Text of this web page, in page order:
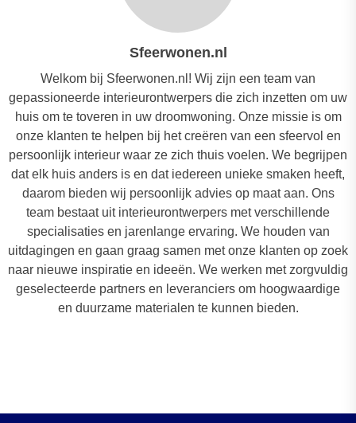
Sfeerwonen.nl
Welkom bij Sfeerwonen.nl! Wij zijn een team van
gepassioneerde interieurontwerpers die zich inzetten om uw
huis om te toveren in uw droomwoning. Onze missie is om
onze klanten te helpen bij het creëren van een sfeervol en
persoonlijk interieur waar ze zich thuis voelen. We begrijpen
dat elk huis anders is en dat iedereen unieke smaken heeft,
daarom bieden wij persoonlijk advies op maat aan. Ons
team bestaat uit interieurontwerpers met verschillende
specialisaties en jarenlange ervaring. We houden van
uitdagingen en gaan graag samen met onze klanten op zoek
naar nieuwe inspiratie en ideeën. We werken met zorgvuldig
geselecteerde partners en leveranciers om hoogwaardige
en duurzame materialen te kunnen bieden.